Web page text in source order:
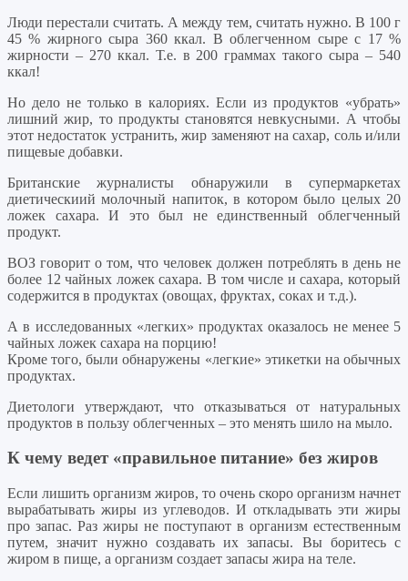
Люди перестали считать. А между тем, считать нужно. В 100 г
45 % жирного сыра 360 ккал. В облегченном сыре с 17 %
жирности – 270 ккал. Т.е. в 200 граммах такого сыра – 540
ккал!
Но дело не только в калориях. Если из продуктов «убрать»
лишний жир, то продукты становятся невкусными. А чтобы
этот недостаток устранить, жир заменяют на сахар, соль и/или
пищевые добавки.
Британские журналисты обнаружили в супермаркетах
диетическиий молочный напиток, в котором было целых 20
ложек сахара. И это был не единственный облегченный
продукт.
ВОЗ говорит о том, что человек должен потреблять в день не
более 12 чайных ложек сахара. В том числе и сахара, который
содержится в продуктах (овощах, фруктах, соках и т.д.).
А в исследованных «легких» продуктах оказалось не менее 5
чайных ложек сахара на порцию!
Кроме того, были обнаружены «легкие» этикетки на обычных
продуктах.
Диетологи утверждают, что отказываться от натуральных
продуктов в пользу облегченных – это менять шило на мыло.
К чему ведет «правильное питание» без жиров
Если лишить организм жиров, то очень скоро организм начнет
вырабатывать жиры из углеводов. И откладывать эти жиры
про запас. Раз жиры не поступают в организм естественным
путем, значит нужно создавать их запасы. Вы боритесь с
жиром в пище, а организм создает запасы жира на теле.